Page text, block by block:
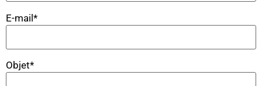
E-mail*
Objet*